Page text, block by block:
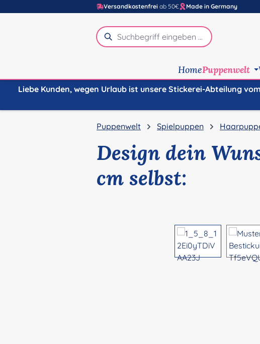
Hauptinhalt springen
Zur Suche springen
Zur Hauptnavigation springen
Versandkostenfrei ab 50€ Made in Germany
HomePuppenwelt
Liebe Kunden, wegen Urlaub ist unsere Stickerei-Abteilung
Puppenwelt Spielpuppen
Design dein
cm selbst: